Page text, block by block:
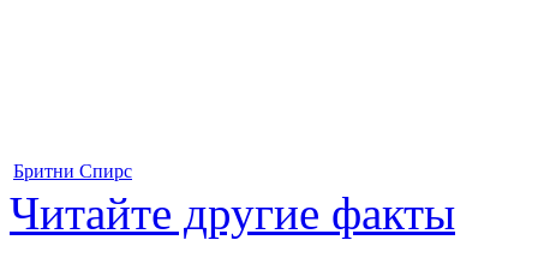
Бритни Спирс
Читайте другие факты